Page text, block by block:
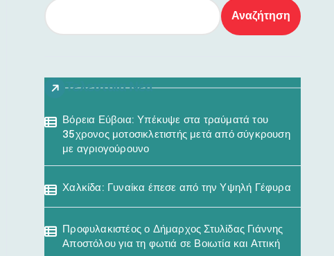
Αναζήτηση
Τελευταία Νέα
Βόρεια Εύβοια: Υπέκυψε στα τραύματά του
35χρονος μοτοσικλετιστής μετά από σύγκρουση
με αγριογούρουνο
Χαλκίδα: Γυναίκα έπεσε από την Υψηλή Γέφυρα
Προφυλακιστέος ο Δήμαρχος Στυλίδας Γιάννης
Αποστόλου για τη φωτιά σε Βοιωτία και Αττική